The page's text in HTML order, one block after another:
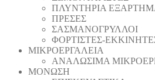
ΠΛΥΝΤΗΡΙΑ
ΠΡΕΣΕΣ
ΣΑΣΜΑΝΟΓΡΥΛΛΟΙ
ΦΟΡΤΙΣΤΕΣ-
ΜΙΚΡΟΕΡΓΑΛΕΙΑ
ΑΝΑΛΩΣΙΜΑ
ΜΟΝΩΣΗ